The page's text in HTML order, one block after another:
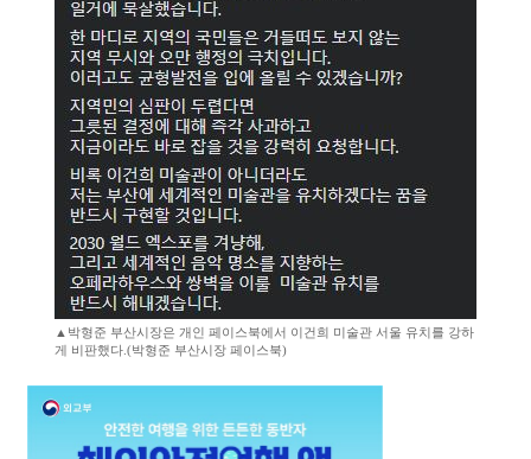
▲박형준 부산시장은 개인 페이스북에서 이건희 미술관 서울 유치를 강하
게 비판했다.(박형준 부산시장 페이스북)